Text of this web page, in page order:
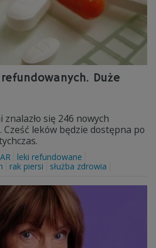
Duże
się 246 nowych
leków będzie dostępna po
leki refundowane
rak piersi służba zdrowia